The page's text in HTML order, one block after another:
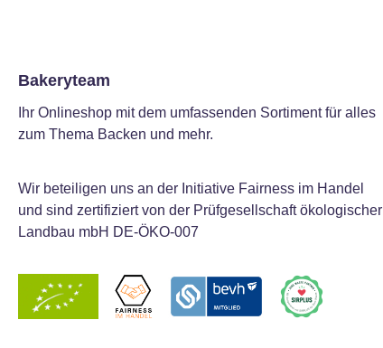
Bakeryteam
Ihr Onlineshop mit dem umfassenden Sortiment für alles
zum Thema Backen und mehr.
Wir beteiligen uns an der Initiative Fairness im Handel
und sind zertifiziert von der Prüfgesellschaft ökologischer
Landbau mbH DE-ÖKO-007